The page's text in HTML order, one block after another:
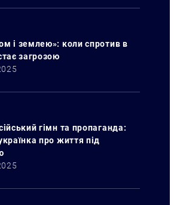
і землею»: коли спротив в
загрозою
гімн та пропаганда:
про життя під